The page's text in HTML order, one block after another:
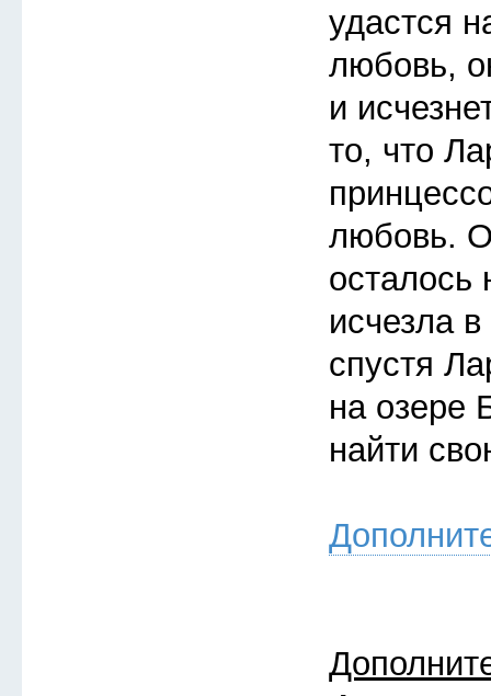
удастся
любовь,
и
то, что
любовь.
осталось
исчезла
спустя
на озере
найти